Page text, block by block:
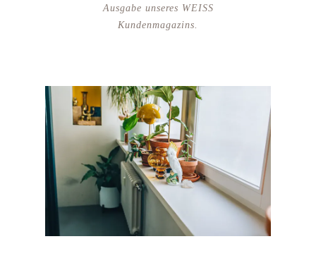
Ausgabe unseres WEISS
Kundenmagazins.